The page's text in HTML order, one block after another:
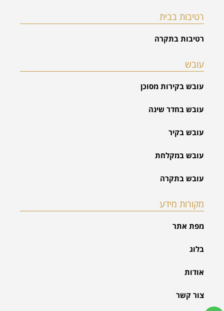
רטיבות בבית
רטיבות בתקרה
עובש
עובש בקירות מסוכן
עובש בחדר שינה
עובש בקיר
עובש במקלחת
עובש בתקרה
מקורות מידע
מפת אתר
בלוג
אודות
צור קשר